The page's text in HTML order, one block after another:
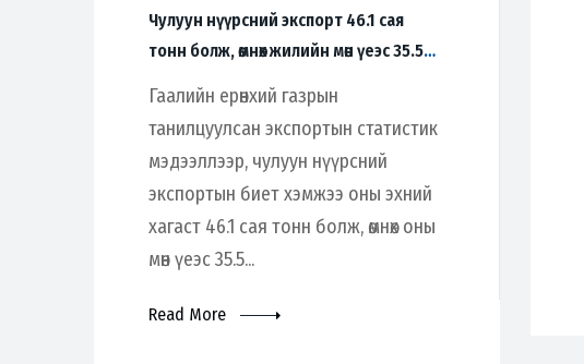
Чулуун нүүрсний экспорт 46.1 сая
тонн болж, өмнөх жилийн мөн үеэс 35.5
Гаалийн ерөнхий газрын
танилцуулсан экспортын статистик
мэдээллээр, чулуун нүүрсний
экспортын биет хэмжээ оны эхний
хагаст 46.1 сая тонн болж, өмнөх оны
мөн үеэс 35.5...
Read More